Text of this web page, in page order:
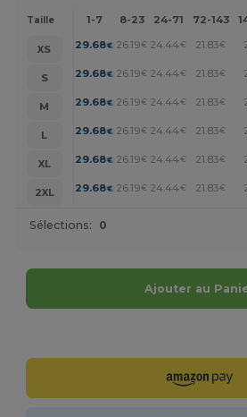
Taille 1-7 8-23 24-71 72-143
XS 29.68€ 26.19€ 24.44 € 21.83€
S
29.68€ 26.19€ 24.44 € 21.83€
M
29.68€ 26.19€ 24.44 € 21.83€
L
29.68€ 26.19€ 24.44 € 21.83€
XL
29.68€ 26.19€ 24.44 € 21.83€
2XL
29.68€ 26.19€ 24.44 € 21.83€
Sélections: 0
Ajouter au